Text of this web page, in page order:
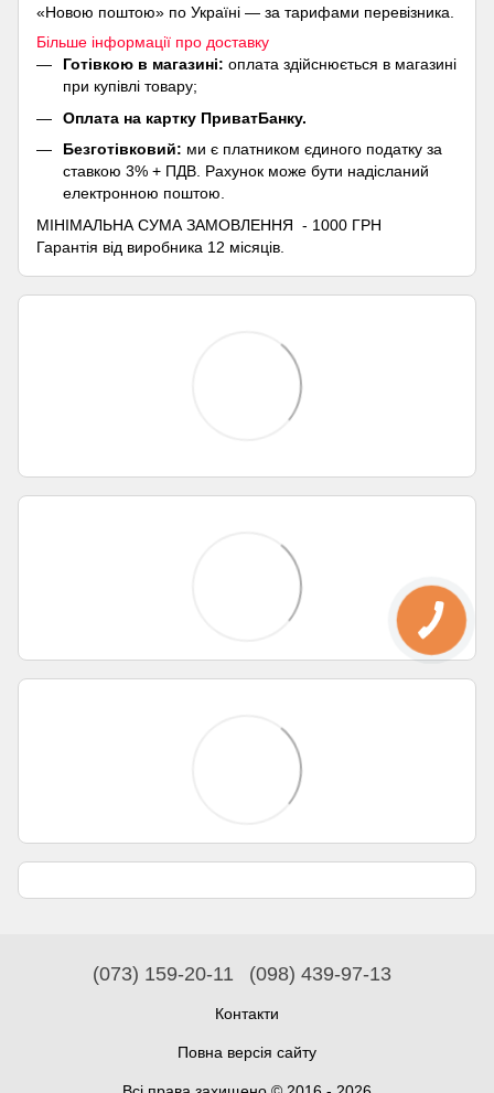
«Новою поштою» по Україні — за тарифами перевізника.
Більше інформації про доставку
Готівкою в магазині: оплата здійснюється в магазині
при купівлі товару;
Оплата на картку ПриватБанку.
Безготівковий: ми є платником єдиного податку за
ставкою 3% + ПДВ. Рахунок може бути надісланий
електронною поштою.
МІНІМАЛЬНА СУМА ЗАМОВЛЕННЯ - 1000 ГРН
Гарантія від виробника 12 місяців.
(073) 159-20-11 (098) 439-97-13
Контакти
Повна версія сайту